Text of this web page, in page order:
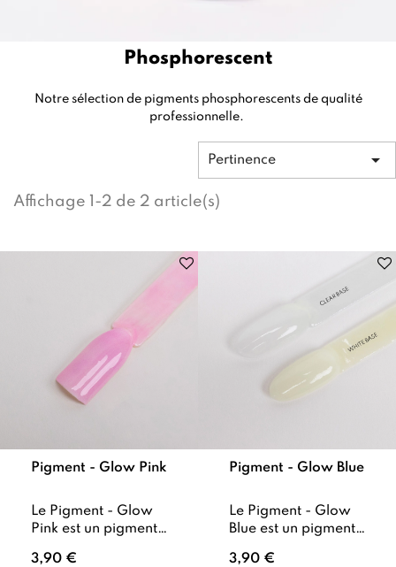
Phosphorescent
Notre sélection de pigments phosphorescents de qualité
professionnelle.
Pertinence 
Affichage 1-2 de 2 article(s)
Pigment - Glow Pink
Le Pigment - Glow
Pink est un pigment
3,90 €
Pigment - Glow Blue
Le Pigment - Glow
Blue est un pigment
3,90 €